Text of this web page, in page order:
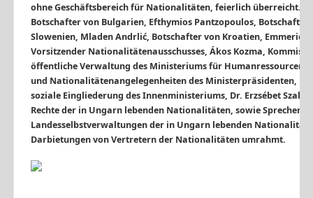
ohne Geschäftsbereich für Nationalitäten, feierlich überreicht.
Botschafter von Bulgarien, Efthymios Pantzopoulos,
Slowenien, Mladen Andrlić, Botschafter von Kroatien,
Vorsitzender Nationalitätenausschusses, Ákos Kozma,
öffentliche Verwaltung des Ministeriums für
und Nationalitätenangelegenheiten des Ministerpräsidenten,
soziale Eingliederung des Innenministeriums, Dr. Erzsébet
Rechte der in Ungarn lebenden Nationalitäten, sowie Sprecher
Landesselbstverwaltungen der in Ungarn lebenden
Darbietungen von Vertretern der Nationalitäten umrahmt.